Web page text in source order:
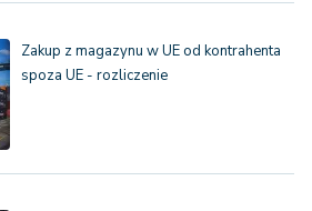
Zakup z magazynu w UE od kontrahenta
spoza UE - rozliczenie